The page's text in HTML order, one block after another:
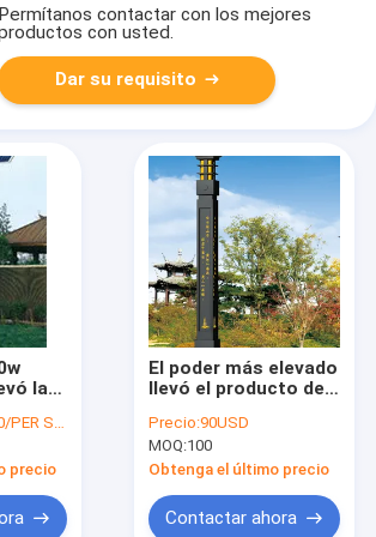
Permítanos contactar con los mejores
con usted.
Dar su requisito
la
la luz
de
SET
precio
El poder más elevado
llevó el producto de
libre de la serie al
aire libre
impermeable del
paisaje de la luz de
calle
Precio:90USD
MOQ:100
Obtenga el último precio
Contactar ahora